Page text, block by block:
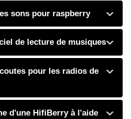
sons pour raspberry
de lecture de musiques
pour les radios de
d'une HifiBerry à l'aide